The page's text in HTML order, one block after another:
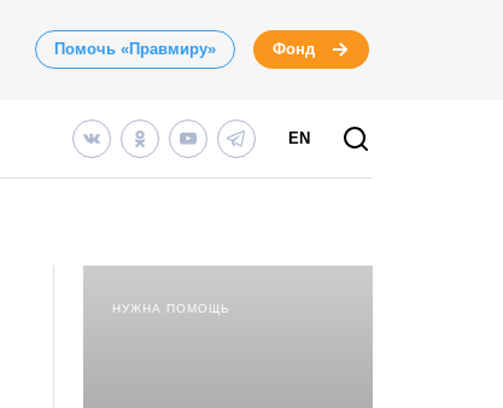
Помочь «Правмиру» Фонд
EN
НУЖНА ПОМОЩЬ